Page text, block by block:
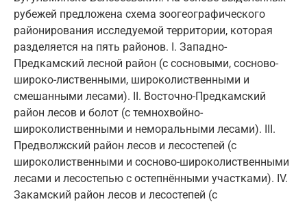
рубежей предложена схема зоогеографического
районирования исследуемой территории, которая
разделяется на пять районов. I. Западно-
Предкамский лесной район (с сосновыми, сосново-
широко-лиственными, широколиственными и
смешанными лесами). II. Восточно-Предкамский
район лесов и болот (с темнохвойно-
широколиственными и неморальными лесами). III.
Предволжский район лесов и лесостепей (с
широколиственными и сосново-широколиственными
лесами и лесостепью с остепнёнными участками). IV.
Закамский район лесов и лесостепей (с